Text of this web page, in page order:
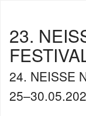
23.
24. NEISSE